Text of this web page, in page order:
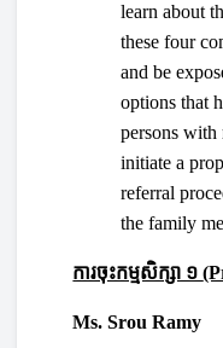
learn about
these four
and be
options that
persons with
initiate a
referral
the family
ការចុះកម្មសិក្សា ១
Ms. Srou Ramy